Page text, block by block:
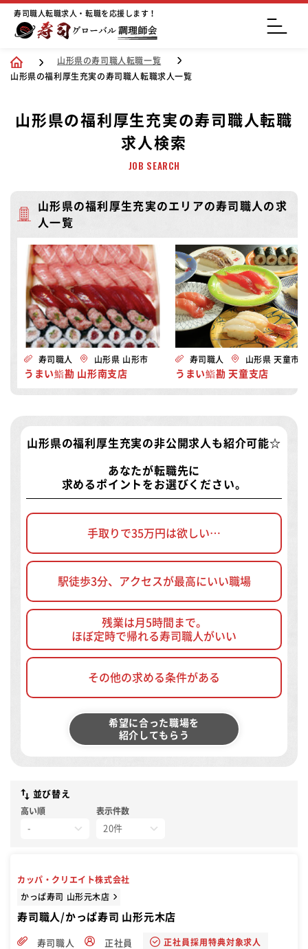
寿司職人転職求人・転職を応援します！
山形県の寿司職人転職一覧
山形県の福利厚生充実の寿司職人転職求人一覧
山形県の福利厚生充実の寿司職人転職
求人検索
JOB SEARCH
山形県の福利厚生充実のエリアの寿司職人の求
人一覧
寿司職人 山形県 山形市
うまい鮨勘 山形南支店
寿司職人 山形県 天童市
うまい鮨勘 天童支店
山形県の福利厚生充実の非公開求人 も紹介可能☆
あなたが転職先に
求めるポイントをお選びください。
手取りで35万円は欲しい…
駅徒歩3分、アクセスが最高にいい職場
残業は月5時間まで。
ほぼ定時で帰れる寿司職人がいい
その他の求める条件がある
希望に合った職場を
紹介してもらう
並び替え
高い順 表示件数
カッパ・クリエイト株式会社
かっぱ寿司 山形元木店
寿司職人/かっぱ寿司 山形元木店
寿司職人 正社員 正社員採用特典対象求人